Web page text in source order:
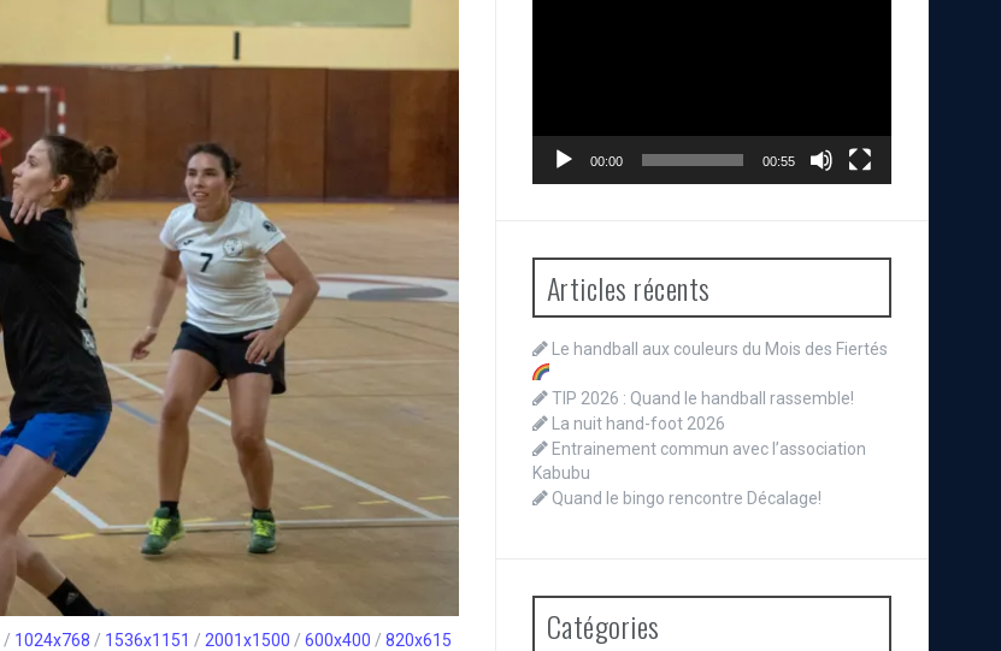
/ 1024x768 / 1536x1151 / 2001x1500 / 600x400 / 820x615
00:00 00:55
Articles récents
Le handball aux couleurs du Mois des Fiertés
TIP 2026 : Quand le handball rassemble!
La nuit hand-foot 2026
Entrainement commun avec l’association
Kabubu
Quand le bingo rencontre Décalage!
Catégories